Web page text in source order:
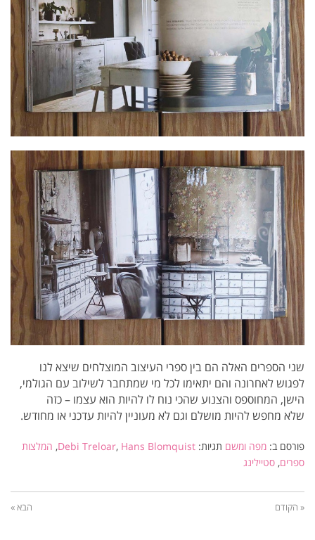
שני הספרים האלה הם בין ספרי העיצוב המוצלחים שיצא לנו
לפגוש לאחרונה והם יתאימו לכל מי שמתחבר לשילוב עם הגולמי,
הישן, המחוספס והצנוע שהכי נוח לו להיות הוא עצמו – כזה
שלא מחפש להיות מושלם וגם לא מעוניין להיות עדכני או מחודש.
פורסם ב: מפה ומשם תגיות: Debi Treloar, Hans Blomquist
, המלצות
ספרים, סטיילינג
« הקודם הבא »